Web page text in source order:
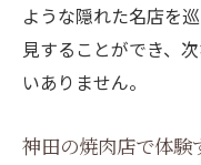
ような隠れた名店を
見することができ、
いありません。
神田の焼肉店で体験